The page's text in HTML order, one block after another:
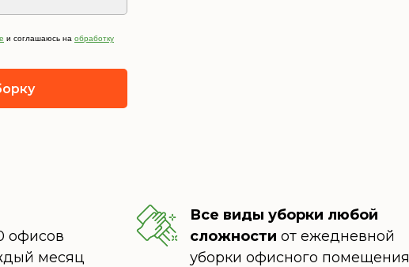
и соглашаюсь на обработку
Все виды уборки любой
сложности от ежедневной
уборки офисного помещения
офисов
месяц